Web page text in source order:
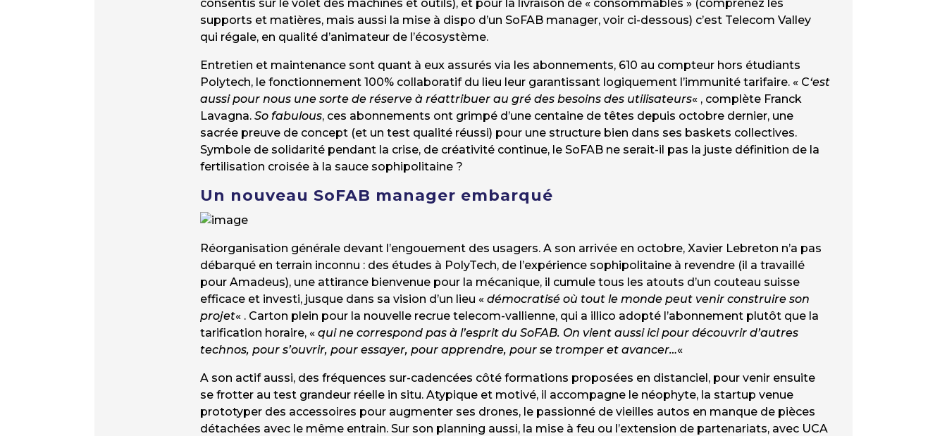
consentis sur le volet des machines et outils), et pour la livraison de « consommables » (comprenez les
supports et matières, mais aussi la mise à dispo d’un SoFAB manager, voir ci-dessous) c’est Telecom Valley
qui régale, en qualité d’animateur de l’écosystème.
Entretien et maintenance sont quant à eux assurés via les abonnements, 610 au compteur hors étudiants
Polytech, le fonctionnement 100% collaboratif du lieu leur garantissant logiquement l’immunité tarifaire. « C‘est
aussi pour nous une sorte de réserve à réattribuer au gré des besoins des utilisateurs« , complète Franck
Lavagna. So fabulous, ces abonnements ont grimpé d’une centaine de têtes depuis octobre dernier, une
sacrée preuve de concept (et un test qualité réussi) pour une structure bien dans ses baskets collectives.
Symbole de solidarité pendant la crise, de créativité continue, le SoFAB ne serait-il pas la juste définition de la
fertilisation croisée à la sauce sophipolitaine ?
Un nouveau SoFAB manager embarqué
Réorganisation générale devant l’engouement des usagers. A son arrivée en octobre, Xavier Lebreton n’a pas
débarqué en terrain inconnu : des études à PolyTech, de l’expérience sophipolitaine à revendre (il a travaillé
pour Amadeus), une attirance bienvenue pour la mécanique, il cumule tous les atouts d’un couteau suisse
efficace et investi, jusque dans sa vision d’un lieu «démocratisé où tout le monde peut venir construire son
projet« . Carton plein pour la nouvelle recrue telecom-vallienne, qui a illico adopté l’abonnement plutôt que la
tarification horaire, «qui ne correspond pas à l’esprit du SoFAB. On vient aussi ici pour découvrir d’autres
technos, pour s’ouvrir, pour essayer, pour apprendre, pour se tromper et avancer…«
A son actif aussi, des fréquences sur-cadencées côté formations proposées en distanciel, pour venir ensuite
se frotter au test grandeur réelle in situ. Atypique et motivé, il accompagne le néophyte, la startup venue
prototyper des accessoires pour augmenter ses drones, le passionné de vieilles autos en manque de pièces
détachées avec le même entrain. Sur son planning aussi, la mise à feu ou l’extension de partenariats, avec UCA